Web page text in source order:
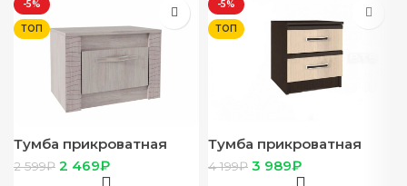
-5%
ТОП
Тумба прикроватная
“Монако” ТБ-26 ясень
белый /F12
2 599₽ 2 469₽
-5%
ТОП
Тумба прикроватная
“Сакура” венге/лоредо
(в компл – 2 шт)
4 199₽ 3 989₽